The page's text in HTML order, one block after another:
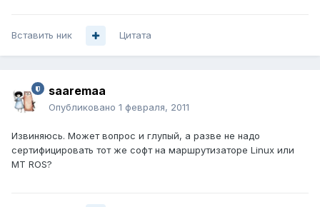
Вставить ник Цитата
saaremaa
Опубликовано 1 февраля, 2011
Извиняюсь. Может вопрос и глупый, а разве не надо
сертифицировать тот же софт на маршрутизаторе Linux или
MT ROS?